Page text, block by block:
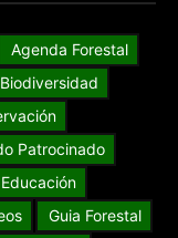
Agenda Forestal
Biodiversidad
Patrocinado
Educación
Guia Forestal